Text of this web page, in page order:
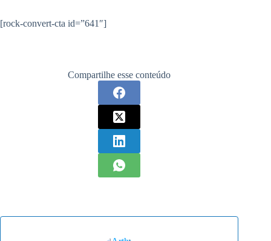
[rock-convert-cta id=”641″]
Compartilhe esse conteúdo